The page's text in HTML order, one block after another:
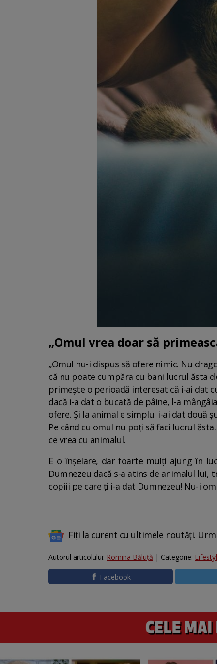
„Omul vrea doar să
„Omul nu-i dispus să ofere nimic. Nu
că nu poate cumpăra cu bani lucrul ăsta
primeşte o perioadă interesat că i-ai dat
dacă i-a dat o bucată de pâine, l-a
ofere. Şi la animal e simplu: i-ai dat două
Pe când cu omul nu poţi să faci lucrul
ce vrea cu animalul.
E o înşelare, dar foarte mulţi ajung în
Dumnezeu dacă s-a atins de animalul lui,
copiii pe care ţi i-a dat Dumnezeu! Nu-i
Fiți la curent cu ultimele noutăți.
Autorul articolului: Romina Băluță | Categorie:
Facebook